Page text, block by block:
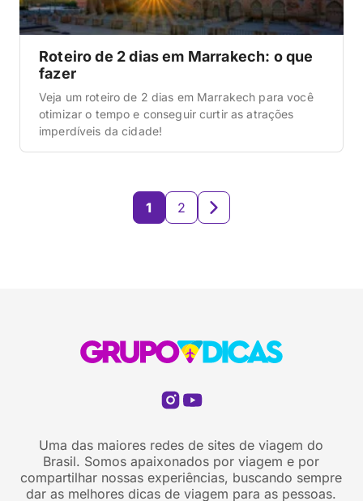
Roteiro de 2 dias em Marrakech: o que
fazer
Veja um roteiro de 2 dias em Marrakech para você
otimizar o tempo e conseguir curtir as atrações
imperdíveis da cidade!
1 2
Uma das maiores redes de sites de viagem do
Brasil. Somos apaixonados por viagem e por
compartilhar nossas experiências, buscando sempre
dar as melhores dicas de viagem para as pessoas.